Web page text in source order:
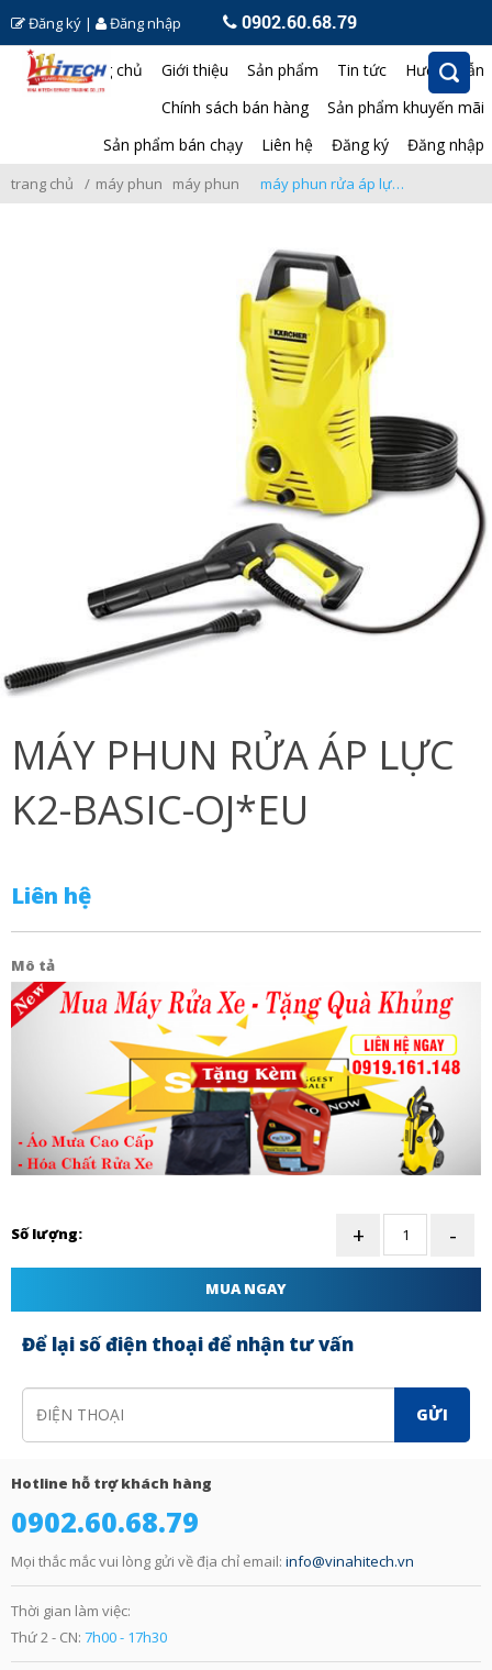
Đăng ký | Đăng nhập 0902.60.68.79
Trang chủ Giới thiệu Sản phẩm Tin tức
Hướng dẫn
Chính sách bán hàng
Sản phẩm khuyến mãi
Sản phẩm bán chạy
Liên hệ Đăng ký Đăng nhập
trang chủ máy phun rửa áp lựcmáy phun rửa áp lực dân dụng máy phun rửa áp lực k2-basic-oj*eu
MÁY PHUN RỬA ÁP LỰC
K2-BASIC-OJ*EU
Liên hệ
Mô tả
Số lượng:
MUA NGAY
Để lại số điện thoại để nhận tư vấn
GỬI
Hotline hỗ trợ khách hàng
0902.60.68.79
Mọi thắc mắc vui lòng gửi về địa chỉ email: info@vinahitech.vn
Thời gian làm việc:
Thứ 2 - CN: 7h00 - 17h30